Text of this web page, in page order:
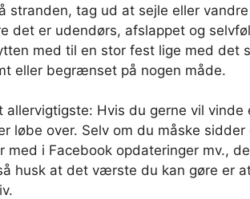
stranden, tag ud at sejle eller
det er udendørs, afslappet og
med til en stor fest lige med det
eller begrænset på nogen måde.
allervigtigste: Hvis du gerne vil
løbe over. Selv om du måske
med i Facebook opdateringer mv.,
husk at det værste du kan gøre er